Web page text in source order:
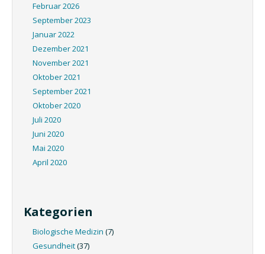
Februar 2026
September 2023
Januar 2022
Dezember 2021
November 2021
Oktober 2021
September 2021
Oktober 2020
Juli 2020
Juni 2020
Mai 2020
April 2020
Kategorien
Biologische Medizin (7)
Gesundheit(37)